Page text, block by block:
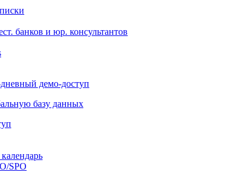
банков и юр. консультантов
базу данных